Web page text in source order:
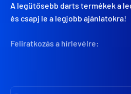
A legütősebb darts termékek a
és csapj le a legjobb ajánlatokra!
Feliratkozás a hírlevélre: